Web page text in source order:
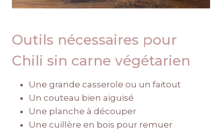
Outils nécessaires pour
Chili sin carne végétarien
Une grande casserole ou un faitout
Un couteau bien aiguisé
Une planche à découper
Une cuillère en bois pour remuer